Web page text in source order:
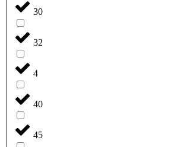
30
32
4
40
45